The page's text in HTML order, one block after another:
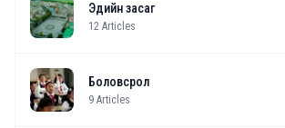
Эдийн засаг
12 Articles
Боловсрол
9 Articles